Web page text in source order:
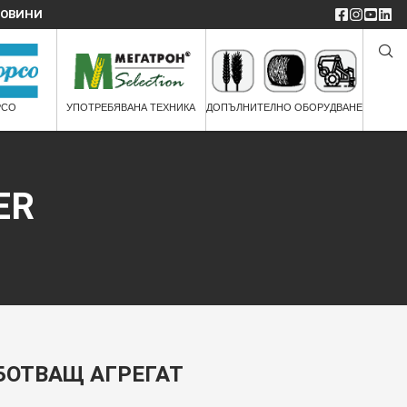
УПОТРЕБЯВАНА ТЕХНИКА ДОПЪЛНИТЕЛНО ОБОРУДВАНЕ
АГРЕГАТ